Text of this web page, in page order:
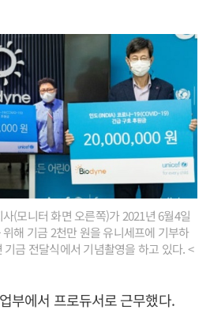
(모니터 화면 오른쪽)가 2021년 6월4일
해 기금 2천만 원을 유니세프에 기부하
금 전달식에서 기념촬영을 하고 있다. <
부에서 프로듀서로 근무했다.